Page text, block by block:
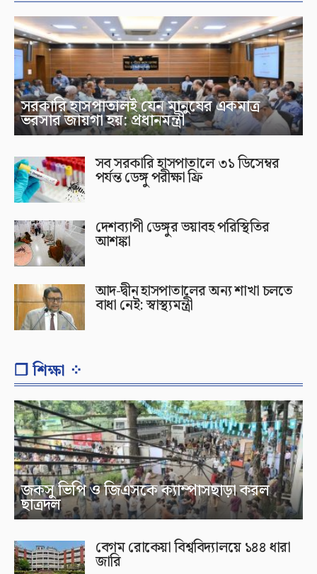
সরকারি হাসপাতালই যেন মানুষের একমাত্র
ভরসার জায়গা হয়: প্রধানমন্ত্রী
সব সরকারি হাসপাতালে ৩১ ডিসেম্বর
পর্যন্ত ডেঙ্গু পরীক্ষা ফ্রি
দেশব্যাপী ডেঙ্গুর ভয়াবহ পরিস্থিতির
আশঙ্কা
আদ-দ্বীন হাসপাতালের অন্য শাখা চলতে
বাধা নেই: স্বাস্থ্যমন্ত্রী
❐ শিক্ষা ⁘
জকসু ভিপি ও জিএসকে ক্যাম্পাসছাড়া করল
ছাত্রদল
বেগম রোকেয়া বিশ্ববিদ্যালয়ে ১৪৪ ধারা
জারি